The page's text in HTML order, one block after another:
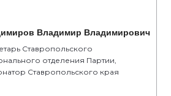
Владимир Владимирович
Ставропольского
отделения Партии,
Ставропольского края